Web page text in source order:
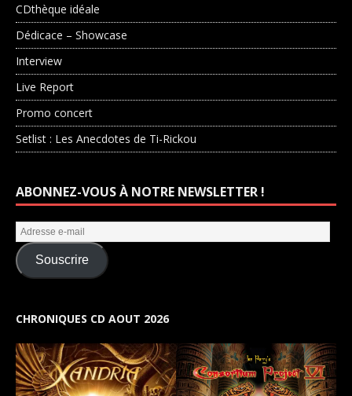
CDthèque idéale
Dédicace – Showcase
Interview
Live Report
Promo concert
Setlist : Les Anecdotes de Ti-Rickou
ABONNEZ-VOUS À NOTRE NEWSLETTER !
Souscrire
CHRONIQUES CD AOUT 2026